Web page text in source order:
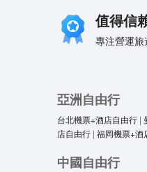
值得信
專注營運
亞洲自由行
台北機票+酒店自由行 |
店自由行 | 福岡機票+酒
中國自由行